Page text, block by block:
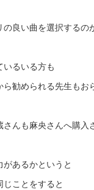
良い曲を選択するの
るいる方も
勧められる先生もお
んも麻央さんへ購入
あるかというと
ことをすると